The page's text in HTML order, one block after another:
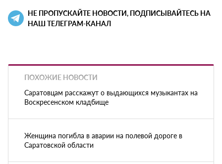
НЕ ПРОПУСКАЙТЕ НОВОСТИ, ПОДПИСЫВАЙТЕСЬ НА
НАШ ТЕЛЕГРАМ-КАНАЛ
ПОХОЖИЕ НОВОСТИ
Саратовцам расскажут о выдающихся музыкантах на
Воскресенском кладбище
Женщина погибла в аварии на полевой дороге в
Саратовской области